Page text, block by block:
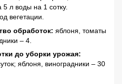
л воды на 1 сотку.
вегетации.
обработок: яблоня, томаты
– 4.
до уборки урожая:
яблоня, виноградники – 30